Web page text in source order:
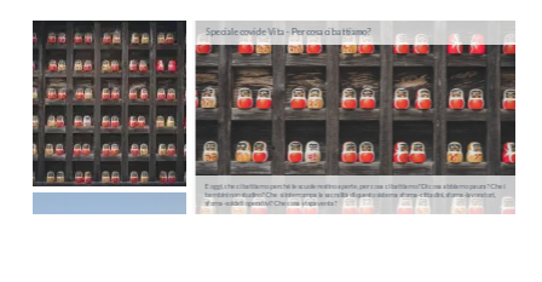
E oggi, che ci battiamo perché le scuole restino aperte, per cosa ci battiamo? Di cosa abbiamo paura? Che i
bambini non studino? Che si interrompa la sacralità di questo sistema sforna-cittadini, sforna-lavoratori,
sforna-soldati operativi? Che cosa vi spaventa?
Speciale covid e Vita - Per cosa ci battiamo?